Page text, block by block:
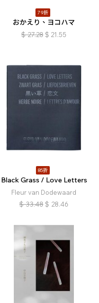
79折
おかえり、ヨコハマ
$ 27.28 $ 21.55
85折
Black Grass / Love Letters
Fleur van Dodewaard
$ 33.48 $ 28.46